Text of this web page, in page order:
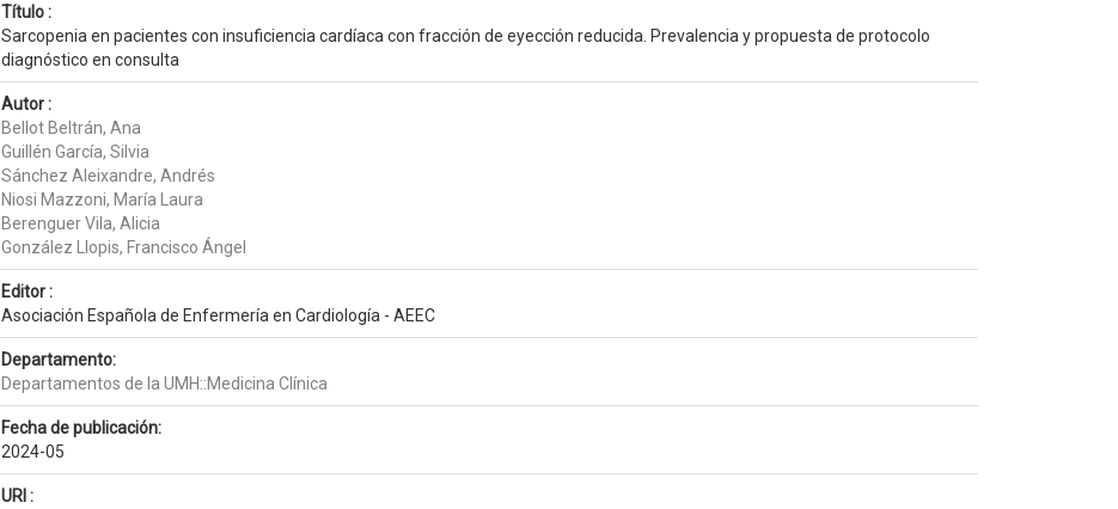
Título :
Sarcopenia en pacientes con insuficiencia cardíaca con fracción de eyección reducida. Prevalencia y propuesta de protocolo
diagnóstico en consulta
Autor :
Bellot Beltrán, Ana
Guillén García, Silvia
Sánchez Aleixandre, Andrés
Niosi Mazzoni, María Laura
Berenguer Vila, Alicia
González Llopis, Francisco Ángel
Editor :
Asociación Española de Enfermería en Cardiología - AEEC
Departamento:
Departamentos de la UMH::Medicina Clínica
Fecha de publicación:
2024-05
URI :